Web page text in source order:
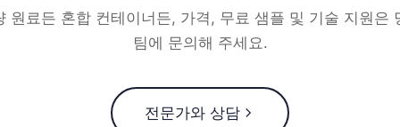
원료든 혼합 컨테이너든, 가격, 무료 샘플 및 기술 지원은
팀에 문의해 주세요.
전문가와 상담